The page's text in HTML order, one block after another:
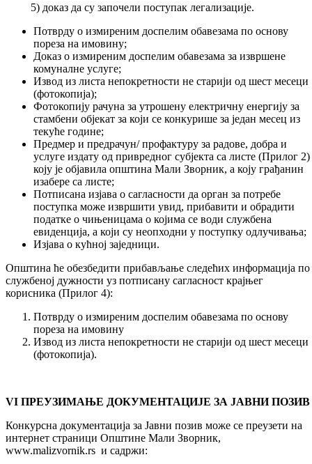
5) доказ да су започели поступак легализације.
Потврду о измиреним доспелим обавезама по основу
пореза на имовину;
Доказ о измиреним доспелим обавезама за извршене
комуналне услуге;
Извод из листа непокретности не старији од шест месеци
(фотокопија);
Фотокопију рачуна за утрошену електричну енергију за
стамбени објекат за који се конкурише за један месец из
текуће године;
Предмер и предрачун/ профактуру за радове, добра и
услуге издату од привредног субјекта са листе (Прилог 2)
коју је објавила општина Мали Зворник, а коју грађанин
изабере са листе;
Потписана изјава о сагласности да орган за потребе
поступка може извршити увид, прибавити и обрадити
податке о чињеницама о којима се води службена
евиденција, а који су неопходни у поступку одлучивања;
Изјава о кућној заједници.
Општина ће обезбедити прибављање следећих информација по
службеној дужности уз потписану сагласност крајњег
корисника (Прилог 4):
Потврду о измиреним доспелим обавезама по основу
пореза на имовину
Извод из листа непокретности не старији од шест месеци
(фотокопија).
VI ПРЕУЗИМАЊЕ ДОКУМЕНТАЦИЈЕ ЗА ЈАВНИ ПОЗИВ
Конкурсна документација за Јавни позив може се преузети на
интернет страници Општине Мали Зворник,
www.malizvornik.rs и садржи: